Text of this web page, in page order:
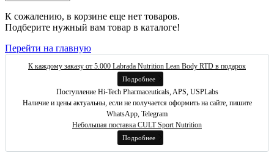
К сожалению, в корзине еще нет товаров.
Подберите нужный вам товар в каталоге!
Перейти на главную
К каждому заказу от 5.000 Labrada Nutrition Lean Body RTD в подарок
Подробнее
Поступление Hi-Tech Pharmaceuticals, APS, USPLabs
Наличие и цены актуальны, если не получается оформить на сайте, пишите
WhatsApp, Telegram
Небольшая поставка CULT Sport Nutrition
Подробнее